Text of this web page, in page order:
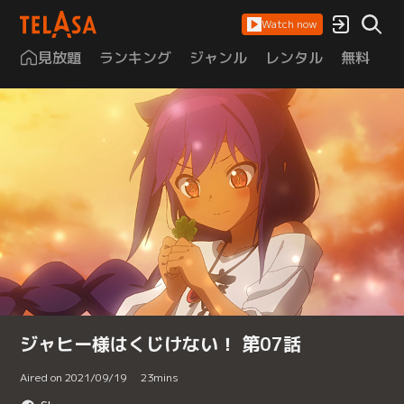
Watch now
見放題 ランキング ジャンル レンタル 無料
ジャヒー様はくじけない！ 第07話
Aired on 2021/09/19 23mins